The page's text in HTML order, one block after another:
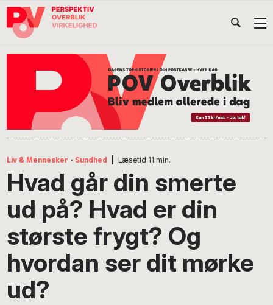
Gå
direkte
Skip
indhold
Gå
direkte
Liv & Mennesker · Sundhed Læsetid 11 min.
Hvad går din smerte
ud på? Hvad er din
største frygt? Og
hvordan ser dit mørke
ud?